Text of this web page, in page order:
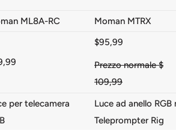
ML8A-RC Moman MTRX
$95,99
Prezzo normale $
109,99
per telecamera
Luce ad anello RGB
Teleprompter Rig